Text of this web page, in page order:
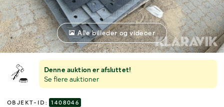
Denne auktion er afsluttet!
Se flere auktioner
OBJEKT-ID: 1408046
Alle billeder og videoer